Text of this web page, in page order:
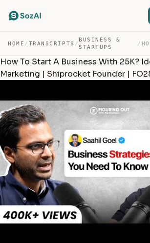
HOME / TRANSCRIPTS /
BUSINESS &
STARTUPS
/
How To Start A Business With 25K?
Marketing | Shiprocket Founder |